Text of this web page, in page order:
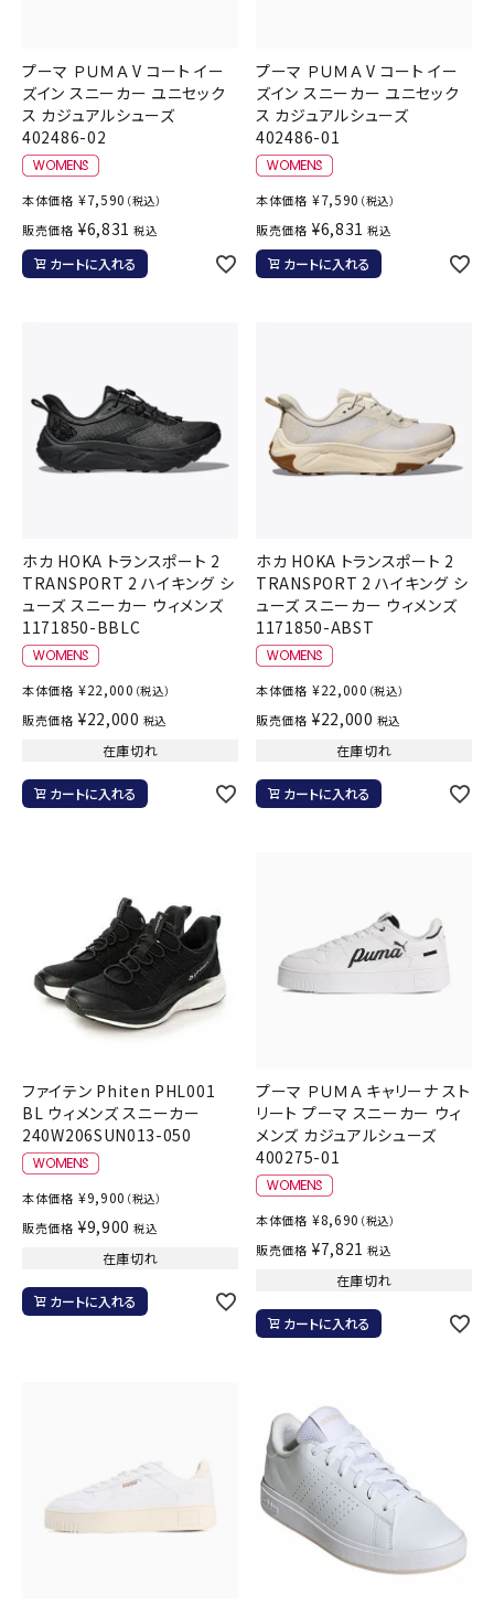
プーマ ＰＵＭＡ V コート イー
ズイン スニーカー ユニセック
ス カジュアルシューズ
402486-02
本体価格 ¥7,590 （税込）
販売価格 ¥6,831 税込
カートに入れる
プーマ ＰＵＭＡ V コート イー
ズイン スニーカー ユニセック
ス カジュアルシューズ
402486-01
本体価格 ¥7,590 （税込）
販売価格 ¥6,831 税込
カートに入れる
ホカ HOKA トランスポート 2
TRANSPORT 2 ハイキング シ
ューズ スニーカー ウィメンズ
1171850-BBLC
本体価格 ¥22,000 （税込）
販売価格 ¥22,000 税込
在庫切れ
カートに入れる
ホカ HOKA トランスポート 2
TRANSPORT 2 ハイキング シ
ューズ スニーカー ウィメンズ
1171850-ABST
本体価格 ¥22,000 （税込）
販売価格 ¥22,000 税込
在庫切れ
カートに入れる
ファイテン Phiten PHL001
BL ウィメンズ スニーカー
240W206SUN013-050
本体価格 ¥9,900 （税込）
販売価格 ¥9,900 税込
在庫切れ
カートに入れる
プーマ ＰＵＭＡ キャリーナ スト
リート プーマ スニーカー ウィ
メンズ カジュアルシューズ
400275-01
本体価格 ¥8,690 （税込）
販売価格 ¥7,821 税込
在庫切れ
カートに入れる